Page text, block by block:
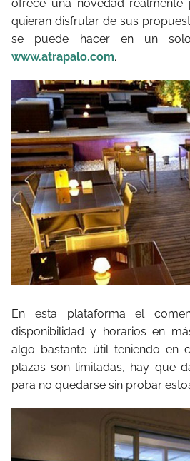
ofrece una novedad realmente
quieran disfrutar de sus
se puede hacer en un
www.atrapalo.com.
En esta plataforma el
disponibilidad y horarios en
algo bastante útil teniendo en
plazas son limitadas, hay que
para no quedarse sin probar